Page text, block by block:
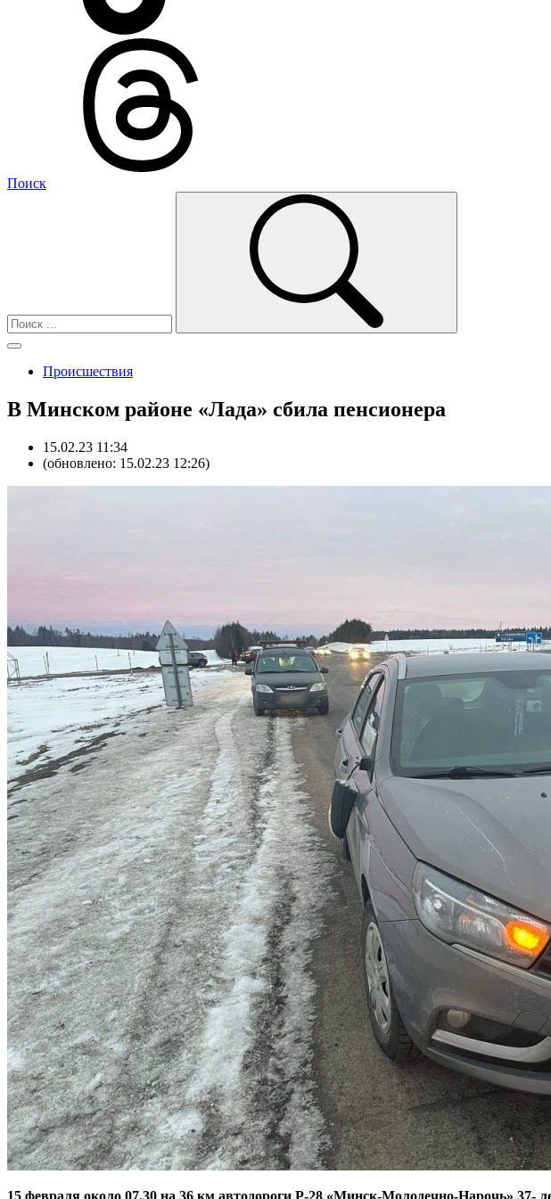
Поиск
Происшествия
В Минском районе «Лада» сбила пенсионера
15.02.23 11:34
(обновлено: 15.02.23 12:26)
15 февраля около 07.30 на 36 км автодороги Р-28 «Минск-Молодечно-Нарочь»